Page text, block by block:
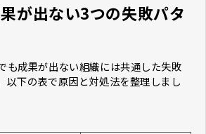
が出ない3つの失敗パタ
も成果が出ない組織には共通した失敗
以下の表で原因と対処法を整理しまし